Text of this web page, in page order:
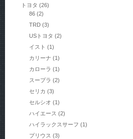
トヨタ (26)
86 (2)
TRD (3)
USトヨタ (2)
イスト (1)
カリーナ (1)
カローラ (1)
スープラ (2)
セリカ (3)
セルシオ (1)
ハイエース (2)
ハイラックスサーフ (1)
プリウス (3)